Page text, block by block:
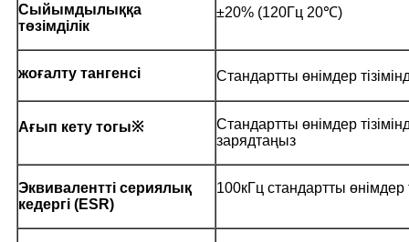
Сыйымдылыққа
төзімділік
±20% (120Гц 20℃)
жоғалту тангенсі Стандартты өнімдер
Ағып кету тогы※
Стандартты өнімдер
зарядтаңыз
Эквивалентті сериялық
кедергі (ESR)
100кГц стандартты өнімдер